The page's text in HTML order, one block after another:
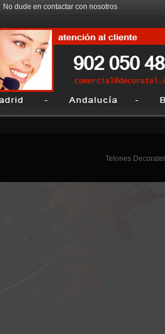
No dude en contactar con nosotros
Telones Decoratel